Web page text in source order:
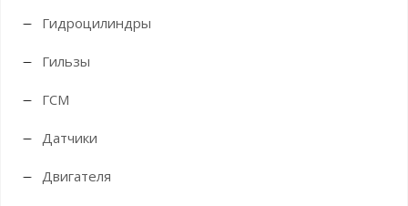
Гидроцилиндры
Гильзы
ГСМ
Датчики
Двигателя